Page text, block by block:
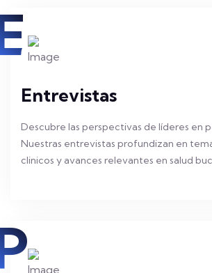
Entrevistas
Descubre las perspectivas de líderes en
Nuestras entrevistas profundizan en
clinicos y avances relevantes en salud